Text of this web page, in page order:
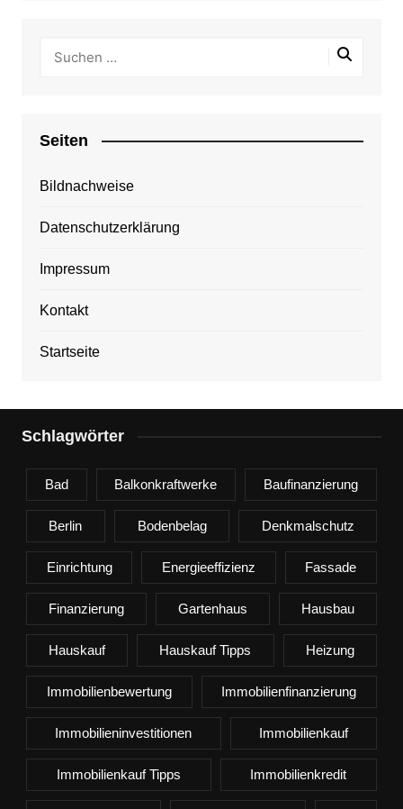
Seiten
Bildnachweise
Datenschutzerklärung
Impressum
Kontakt
Startseite
Schlagwörter
Bad Balkonkraftwerke Baufinanzierung
Berlin Bodenbelag Denkmalschutz
Einrichtung Energieeffizienz Fassade
Finanzierung Gartenhaus Hausbau
Hauskauf Hauskauf Tipps Heizung
Immobilienbewertung Immobilienfinanzierung
Immobilieninvestitionen Immobilienkauf
Immobilienkauf Tipps Immobilienkredit